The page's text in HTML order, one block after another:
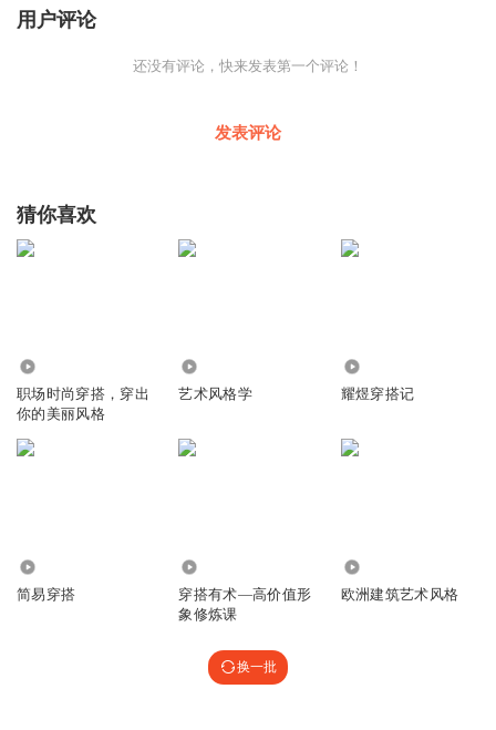
用户评论
还没有评论，快来发表第一个评论！
发表评论
猜你喜欢
职场时尚穿搭，穿出
你的美丽风格
艺术风格学 耀煜穿搭记
简易穿搭
穿搭有术—高价值形
象修炼课
欧洲建筑艺术风格
换一批